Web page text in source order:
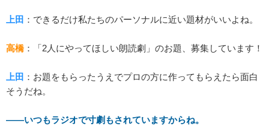
上田 ：できるだけ私たちのパーソナルに近い題材がいいよね。
高橋 ：「2人にやってほしい朗読劇」のお題、募集しています！
上田 ：お題をもらったうえでプロの方に作ってもらえたら面白
そうだね。
――いつもラジオで寸劇もされていますからね。